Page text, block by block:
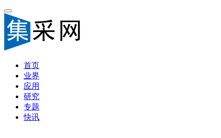
首页
业界
应用
研究
专题
快讯